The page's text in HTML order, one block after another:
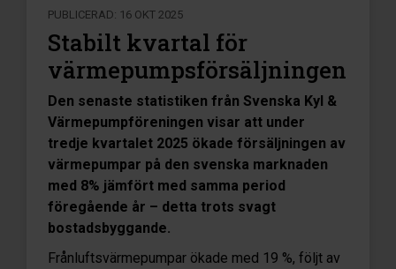
PUBLICERAD: 16 OKT 2025
Stabilt kvartal för
värmepumpsförsäljningen
Den senaste statistiken från Svenska Kyl &
Värmepumpföreningen visar att under
tredje kvartalet 2025 ökade försäljningen av
värmepumpar på den svenska marknaden
med 8% jämfört med samma period
föregående år – detta trots svagt
bostadsbyggande.
Frånluftsvärmepumpar ökade med 19 %, följt av